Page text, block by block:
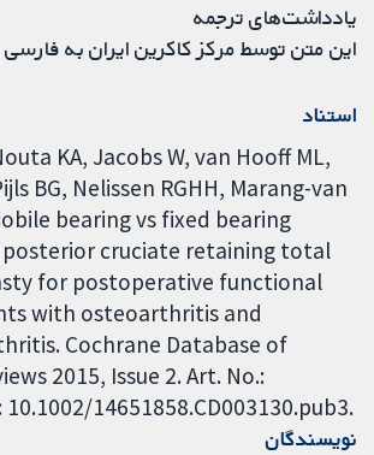
یادداشت‌های ترجمه
این متن توسط مرکز کاکرین ایران به
استناد
KA, Jacobs W, van Hooff ML,
BG, Nelissen RGHH, Marang-van
bearing vs fixed bearing
cruciate retaining total
for postoperative functional
with osteoarthritis and
Cochrane Database of
2015, Issue 2. Art. No.:
10.1002/14651858.CD003130.pub3.
نویسندگان